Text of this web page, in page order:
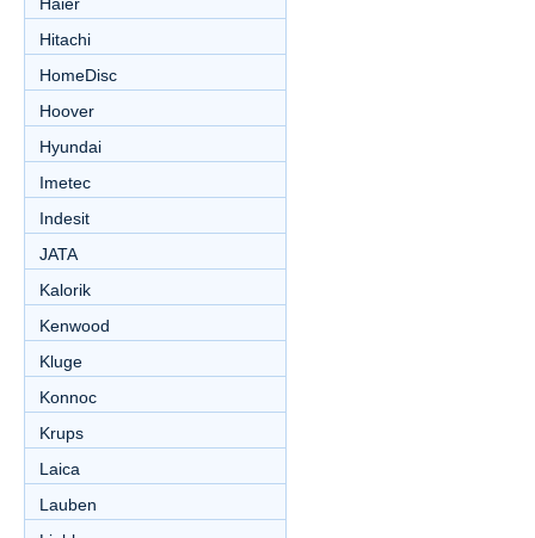
Hitachi
HomeDisc
Hoover
Hyundai
Imetec
Indesit
JATA
Kalorik
Kenwood
Kluge
Konnoc
Krups
Laica
Lauben